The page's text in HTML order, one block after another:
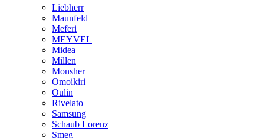
Liebherr
Maunfeld
Meferi
MEYVEL
Midea
Millen
Monsher
Omoikiri
Oulin
Rivelato
Samsung
Schaub Lorenz
Smeg